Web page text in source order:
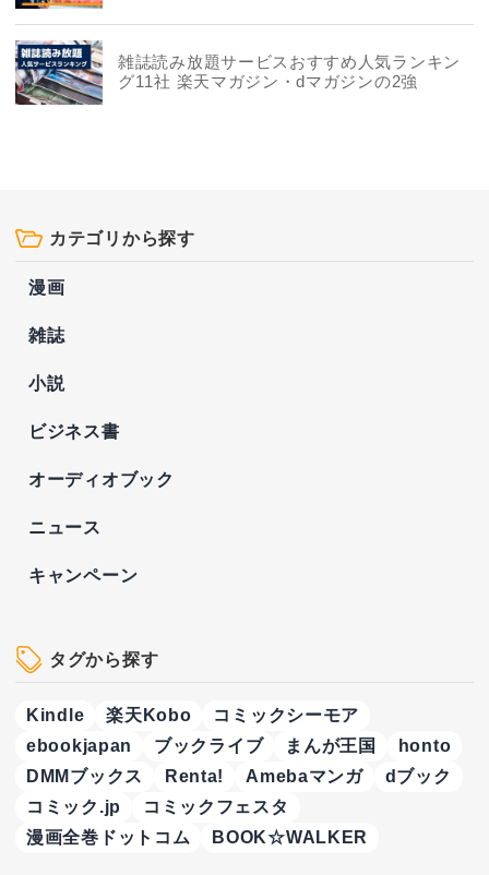
雑誌読み放題サービスおすすめ人気ランキン
グ11社 楽天マガジン・dマガジンの2強
カテゴリから探す
漫画
雑誌
小説
ビジネス書
オーディオブック
ニュース
キャンペーン
タグから探す
Kindle 楽天Kobo
コミックシーモア
ebookjapan
ブックライブ まんが王国
honto
DMMブックス
Renta! Amebaマンガ
dブック
コミック.jp
コミックフェスタ
漫画全巻ドットコム
BOOK☆WALKER